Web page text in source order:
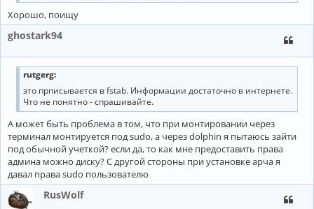
Хорошо, поищу
ghostark94
rutgerg:
это прписывается в fstab. Информации достаточно в интернете.
Что не понятно - спрашивайте.
А может быть проблема в том, что при монтировании через
терминал монтируется под sudo, а через dolphin я пытаюсь зайти
под обычной учеткой? если да, то как мне предоставить права
админа можно диску? С другой стороны при установке арча я
давал права sudo пользователю
RusWolf